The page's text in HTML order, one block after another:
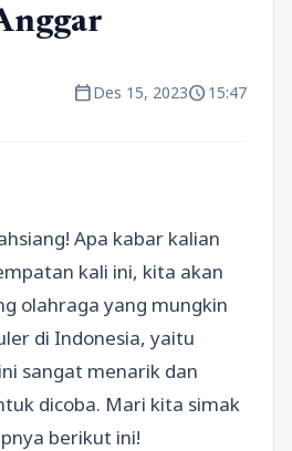
calendar_todayDes 15, 2023schedule15:47
Apa kabar kalian
kali ini, kita akan
olahraga yang mungkin
di Indonesia, yaitu
sangat menarik dan
dicoba. Mari kita simak
berikut ini!